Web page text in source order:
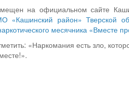
на официальном сайте
район» Тверской
месячника «Вместе
«Наркомания есть зло,